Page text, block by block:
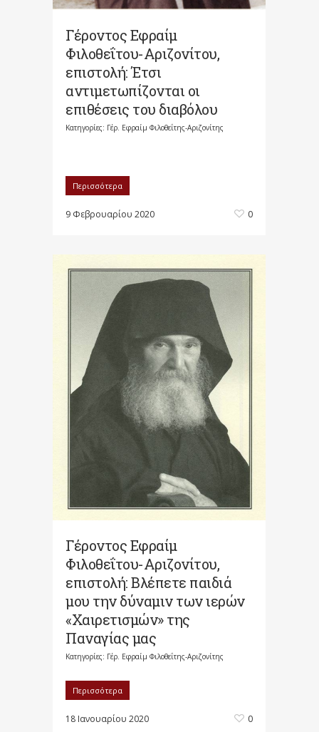
Γέροντος Εφραίμ
Φιλοθεΐτου-Αριζονίτου,
επιστολή: Έτσι
αντιμετωπίζονται οι
επιθέσεις του διαβόλου
Κατηγορίες: Γέρ. Εφραίμ Φιλοθεΐτης-Αριζονίτης
Περισσότερα
9 Φεβρουαρίου 2020 0
Γέροντος Εφραίμ
Φιλοθεΐτου-Αριζονίτου,
επιστολή: Βλέπετε παιδιά
μου την δύναμιν των ιερών
«Χαιρετισμών» της
Παναγίας μας
Κατηγορίες: Γέρ. Εφραίμ Φιλοθεΐτης-Αριζονίτης
Περισσότερα
18 Ιανουαρίου 2020 0